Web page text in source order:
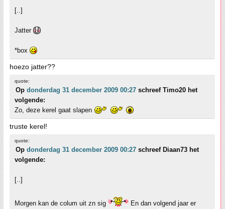
[..]
Jatter
*box
hoezo jatter??
quote:
Op donderdag 31 december 2009 00:27 schreef Timo20 het
volgende:
Zo, deze kerel gaat slapen
truste kerel!
quote:
Op donderdag 31 december 2009 00:27 schreef Diaan73 het
volgende:
[..]
Morgen kan de colum uit zn sig
En dan volgend jaar er